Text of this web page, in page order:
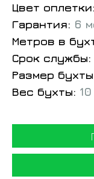
Цвет оплетки:
Гарантия: 6
Метров в
Срок службы:
Размер
Вес бухты: